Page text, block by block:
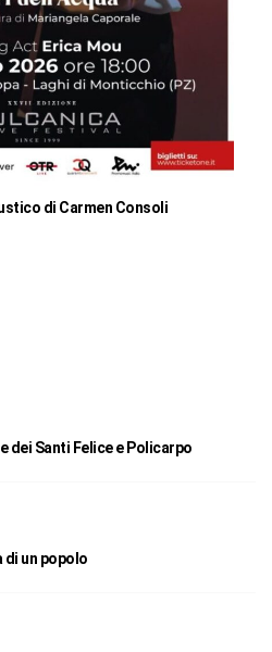
di Carmen Consoli
dei Santi Felice e Policarpo
un popolo